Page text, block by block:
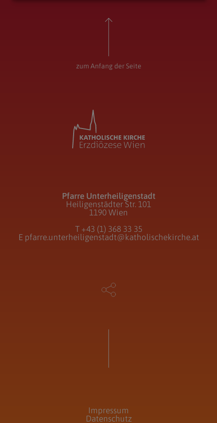
zum Anfang der Seite
Pfarre Unterheiligenstadt
Heiligenstädter Str. 101
1190 Wien
T +43 (1) 368 33 35
E pfarre.unterheiligenstadt@katholischekirche.at
Impressum
Datenschutz